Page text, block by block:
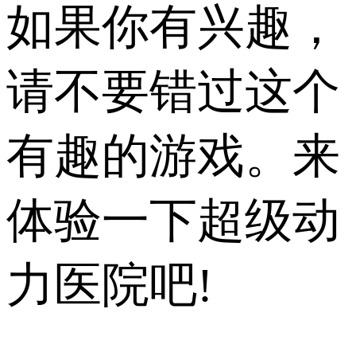
如果你有兴趣，
请不要错过这个
有趣的游戏。来
体验一下超级动
力医院吧!